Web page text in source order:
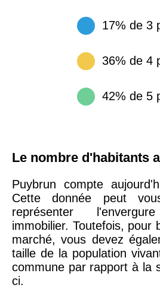
17% de 3
36% de 4
42% de 5
Le nombre d'habitants
Puybrun compte
Cette donnée peut
représenter
immobilier. Toutefois, pour
marché, vous devez
taille de la population
commune par rapport à la
ci.